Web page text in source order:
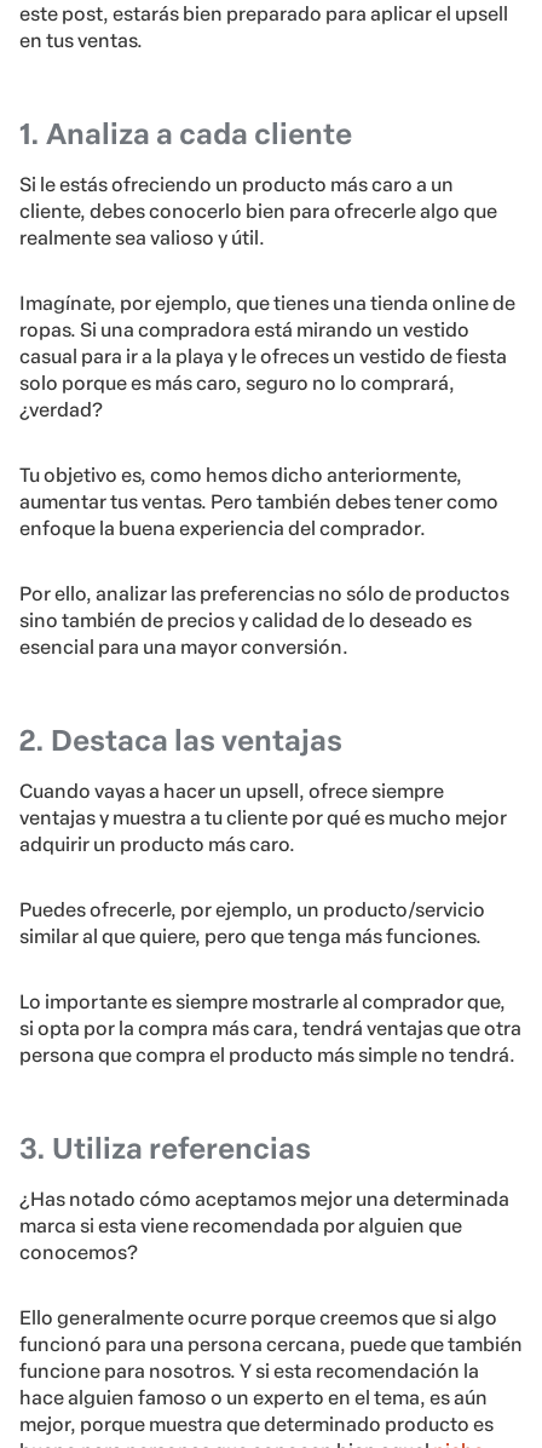
este post, estarás bien preparado para aplicar el upsell
en tus ventas.
1. Analiza a cada cliente
Si le estás ofreciendo un producto más caro a un
cliente, debes conocerlo bien para ofrecerle algo que
realmente sea valioso y útil.
Imagínate, por ejemplo, que tienes una tienda online de
ropas. Si una compradora está mirando un vestido
casual para ir a la playa y le ofreces un vestido de fiesta
solo porque es más caro, seguro no lo comprará,
¿verdad?
Tu objetivo es, como hemos dicho anteriormente,
aumentar tus ventas. Pero también debes tener como
enfoque la buena experiencia del comprador.
Por ello, analizar las preferencias no sólo de productos
sino también de precios y calidad de lo deseado es
esencial para una mayor conversión.
2. Destaca las ventajas
Cuando vayas a hacer un upsell, ofrece siempre
ventajas y muestra a tu cliente por qué es mucho mejor
adquirir un producto más caro.
Puedes ofrecerle, por ejemplo, un producto/servicio
similar al que quiere, pero que tenga más funciones.
Lo importante es siempre mostrarle al comprador que,
si opta por la compra más cara, tendrá ventajas que otra
persona que compra el producto más simple no tendrá.
3. Utiliza referencias
¿Has notado cómo aceptamos mejor una determinada
marca si esta viene recomendada por alguien que
conocemos?
Ello generalmente ocurre porque creemos que si algo
funcionó para una persona cercana, puede que también
funcione para nosotros. Y si esta recomendación la
hace alguien famoso o un experto en el tema, es aún
mejor, porque muestra que determinado producto es